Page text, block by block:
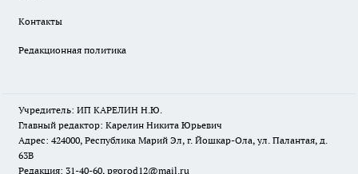
Контакты
Редакционная политика
Учредитель: ИП КАРЕЛИН Н.Ю.
Главный редактор: Карелин Никита Юрьевич
Адрес: 424000, Республика Марий Эл, г. Йошкар-Ола, ул. Палантая, д.
63В
Редакция: 31-40-60, pgorod12@mail.ru